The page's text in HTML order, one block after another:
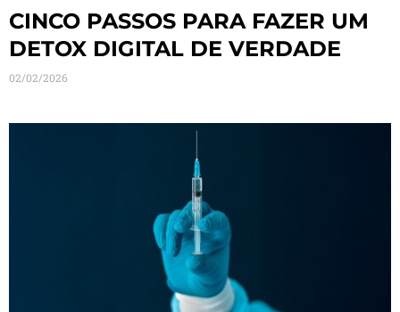
CINCO PASSOS PARA FAZER UM
DETOX DIGITAL DE VERDADE
02/02/2026